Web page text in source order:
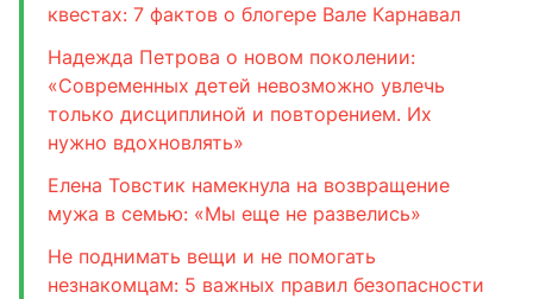
квестах: 7 фактов о блогере Вале Карнавал
Надежда Петрова о новом поколении:
«Современных детей невозможно увлечь
только дисциплиной и повторением. Их
нужно вдохновлять»
Елена Товстик намекнула на возвращение
мужа в семью: «Мы еще не развелись»
Не поднимать вещи и не помогать
незнакомцам: 5 важных правил безопасности